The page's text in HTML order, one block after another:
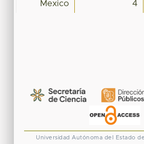
Mexico 4
Universidad Autónoma del Estado